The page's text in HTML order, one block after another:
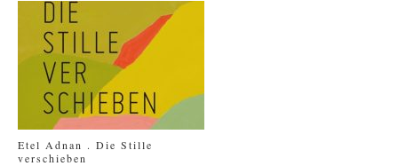
Etel Adnan . Die Stille
verschieben